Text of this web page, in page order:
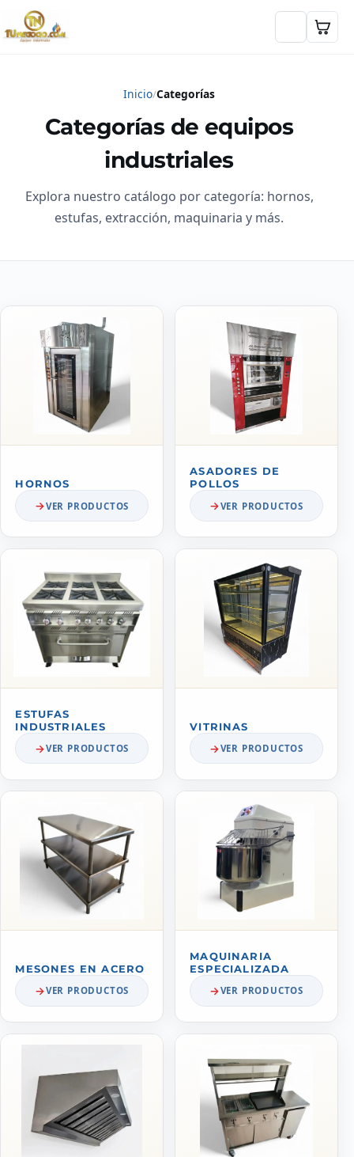
Inicio Categorías
Categorías de equipos
industriales
Explora nuestro catálogo por categoría: hornos,
estufas, extracción, maquinaria y más.
HORNOS
VER PRODUCTOS
ASADORES DE
POLLOS
VER PRODUCTOS
ESTUFAS
INDUSTRIALES
VER PRODUCTOS
VITRINAS
VER PRODUCTOS
MESONES EN ACERO
VER PRODUCTOS
MAQUINARIA
ESPECIALIZADA
VER PRODUCTOS